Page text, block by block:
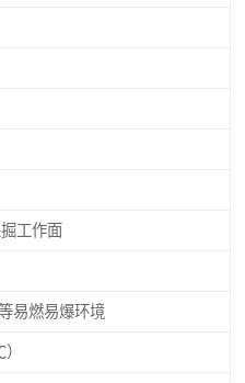
工作面
易燃易爆环境